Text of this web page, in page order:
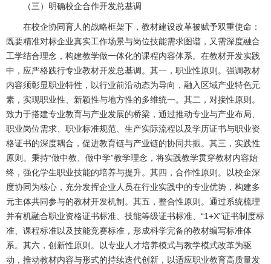
（三）明确校企合作开发总基调
在校企协同育人的战略框架下，教材建设改革被赋予双重使命：
既要精准对标企业真实工作场景与岗位技能需求图谱，又需深度融合
工学结合理念，构建教学做一体化的课程内容体系。在教材开发实践
中，应严格践行专业教材开发总基调。其一，职业性原则。强调教材
内容须彰显职业特性，以行业前沿动态为导向，融入区域产业特色元
素，实现职业性、新颖性与地方性的多维统一。其二，对接性原则。
致力于搭建专业教育与产业发展的桥梁，通过推动专业与产业布局、
职业岗位需求、职业标准规范、生产实际流程以及学历证书与职业资
格证书的深度耦合，促进教育链与产业链的协同共振。其三，实践性
原则。秉持“做中教、做中学”教学理念，将实践教学贯穿教材内容始
终，强化学生职业技能的培养与提升。其四，合作性原则。以校企深
度协同为核心，充分发挥企业人员在行业实践中的专业优势，构建多
元主体共同参与的教材开发机制。其五，整合性原则。通过系统梳理
并有机融合职业资格证书标准、技能等级证书标准、“1+X”证书制度标
准、课程标准以及技能竞赛标准，形成科学完备的教材编写标准体
系。其六，创新性原则。以专业人才培养模式与教学模式改革为驱
动，推动教材内容与形式的持续迭代创新，以适应职业教育高质量发